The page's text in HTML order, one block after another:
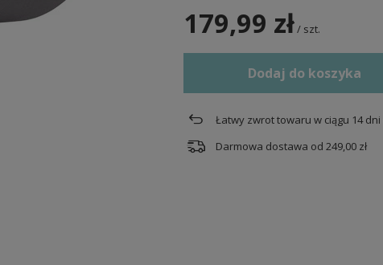
179,99 zł/ szt.
Dodaj do koszyka
Łatwy zwrot towaru w ciągu 14dni
Darmowa dostawa od 249,00 zł